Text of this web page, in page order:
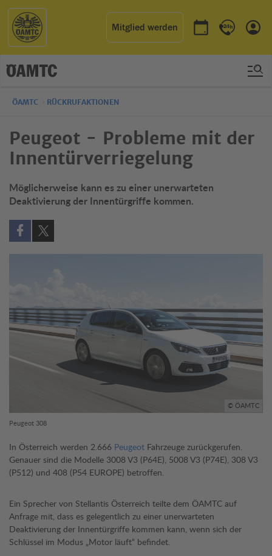
Mitglied werden
Termin buchen
Kontakt &
ÖAMTC RÜCKRUFAKTIONEN
Peugeot - Probleme mit der
Innentürverriegelung
Möglicherweise kann es zu einer unerwarteten
Deaktivierung der Innentürgriffe kommen.
Auf Facebook teilen (öffnet in neuem Fenster)
Auf X teilen (öffnet in neuem Fenster)
© ÖAMTC
Peugeot 308
In Österreich werden 2.666 Peugeot Fahrzeuge zurückgerufen.
Genauer sind die Modelle 3008 V3 (P64E), 5008 V3 (P74E), 308 V3
(P512) und 408 (P54 EUROPE) betroffen.
Ein Sprecher von Stellantis Österreich teilte dem ÖAMTC auf
Anfrage mit, dass es gelegentlich zu einer unerwarteten
Deaktivierung der Innentürgriffe kommen kann, wenn sich der
Schlüssel im Modus „Motor läuft“ befindet.